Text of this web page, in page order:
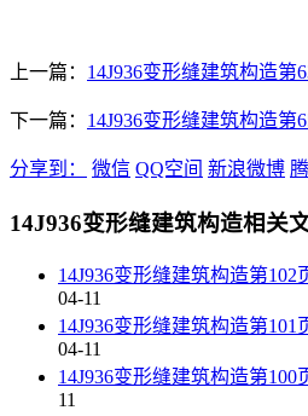
上一篇： 14J936变形缝建筑构造第
下一篇： 14J936变形缝建筑构造第
分享到： 微信 QQ空间 新浪微博
14J936变形缝建筑构造相关
14J936变形缝建筑构造第102
04-11
14J936变形缝建筑构造第101
04-11
14J936变形缝建筑构造第100
11